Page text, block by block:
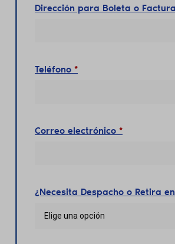
Dirección para Boleta o
Teléfono *
Correo electrónico *
¿Necesita Despacho o Retira
Elige una opción